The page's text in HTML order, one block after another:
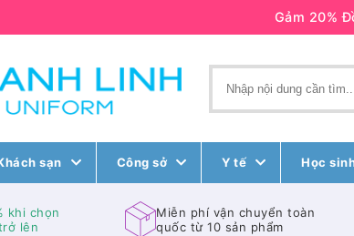
Gảm 20%
sạn Công sở Y tế Học
khi chọn
lên
Miễn phí vận chuyển toàn
quốc từ 10 sản phẩm